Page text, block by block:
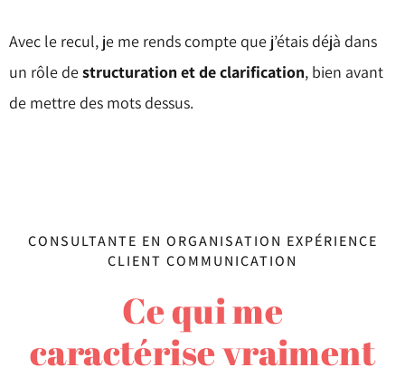
Avec le recul, je me rends compte que j’étais déjà dans
un rôle destructuration et de clarification, bien avant
de mettre des mots dessus.
CONSULTANTE EN ORGANISATION EXPÉRIENCE
CLIENT COMMUNICATION
Ce qui me
caractérise vraiment